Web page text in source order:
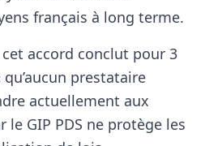
français à long terme.
accord conclut pour 3
prestataire
actuellement aux
le GIP PDS ne protège les